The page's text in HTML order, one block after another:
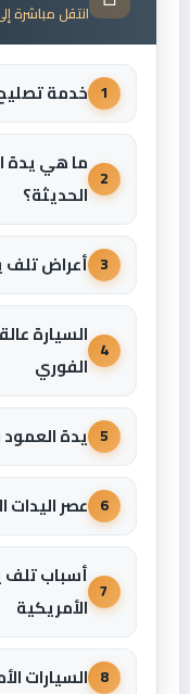
انتقل مباشرة
1 خدمة
2
ما هي يدة
الحديثة؟
3 أعراض تلف
4
الفوري
5 يدة
6 عصر اليدات
7
أسباب تلف
الأمريكية
8 السيارات